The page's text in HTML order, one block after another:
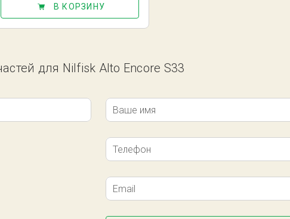
В КОРЗИНУ
для Nilfisk Alto Encore S33
Ваше имя
Телефон
Email